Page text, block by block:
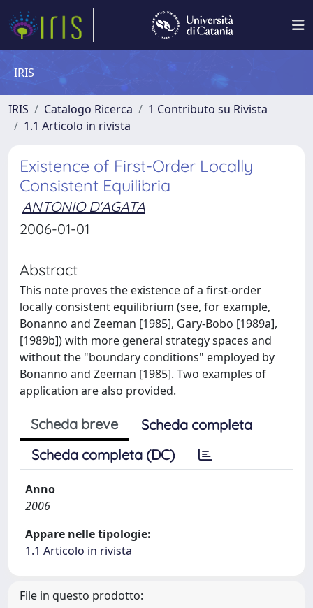
IRIS
IRIS Catalogo Ricerca
1 Contributo su Rivista
1.1 Articolo in rivista
Existence of First-Order Locally
Consistent Equilibria
ANTONIO D'AGATA
2006-01-01
Abstract
This note proves the existence of a first-order
locally consistent equilibrium (see, for example,
Bonanno and Zeeman [1985], Gary-Bobo [1989a],
[1989b]) with more general strategy spaces and
without the "boundary conditions" employed by
Bonanno and Zeeman [1985]. Two examples of
application are also provided.
Scheda breve
Scheda completa
Scheda completa (DC)
Anno
2006
Appare nelle tipologie:
1.1 Articolo in rivista
File in questo prodotto: